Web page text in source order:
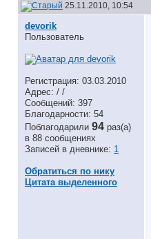
25.11.2010, 10:54
devorik
Пользователь
Регистрация: 03.03.2010
Адрес: / /
Сообщений: 397
Благодарности: 54
Поблагодарили 94 раз(а)
в 88 сообщениях
Записей в дневнике: 1
Обратиться по нику
Цитата выделенного